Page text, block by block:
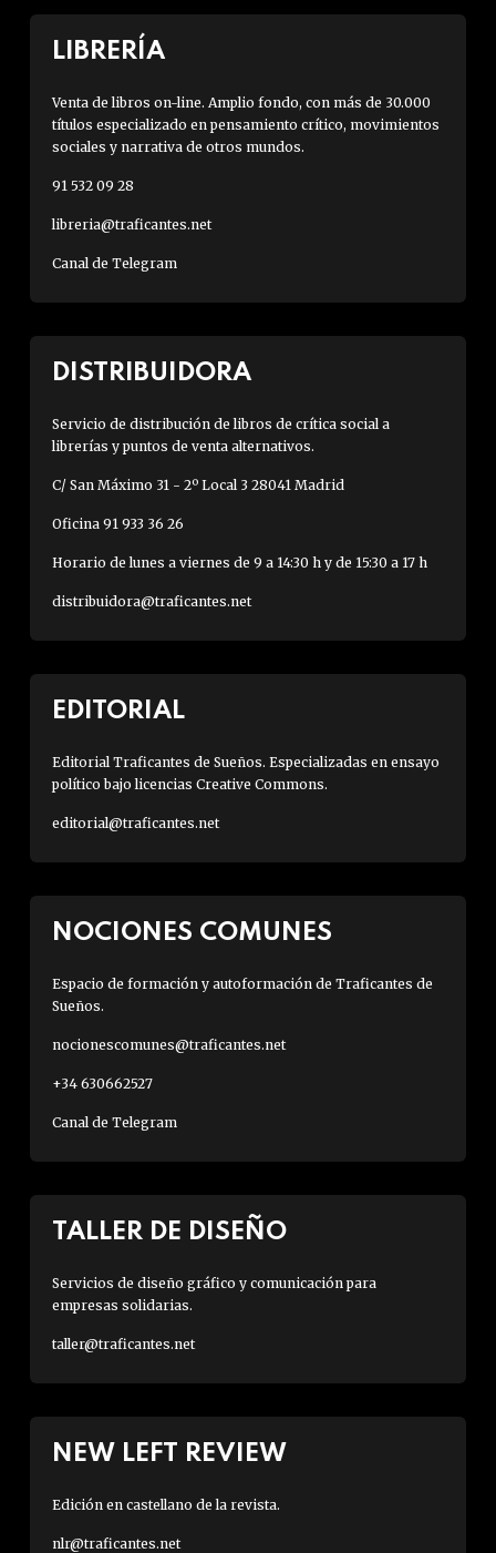
LIBRERÍA
Venta de libros on-line. Amplio fondo, con más de 30.000
títulos especializado en pensamiento crítico, movimientos
sociales y narrativa de otros mundos.
91 532 09 28
libreria@traficantes.net
Canal de Telegram
DISTRIBUIDORA
Servicio de distribución de libros de crítica social a
librerías y puntos de venta alternativos.
C/ San Máximo 31 - 2º Local 3 28041 Madrid
Oficina 91 933 36 26
Horario de lunes a viernes de 9 a 14:30 h y de 15:30 a 17 h
distribuidora@traficantes.net
EDITORIAL
Editorial Traficantes de Sueños. Especializadas en ensayo
político bajo licencias Creative Commons.
editorial@traficantes.net
NOCIONES COMUNES
Espacio de formación y autoformación de Traficantes de
Sueños.
nocionescomunes@traficantes.net
+34 630662527
Canal de Telegram
TALLER DE DISEÑO
Servicios de diseño gráfico y comunicación para
empresas solidarias.
taller@traficantes.net
NEW LEFT REVIEW
Edición en castellano de la revista.
nlr@traficantes.net